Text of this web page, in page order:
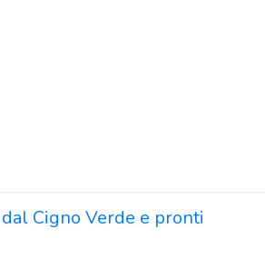
Cigno Verde e pronti